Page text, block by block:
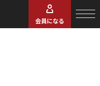
会員になる